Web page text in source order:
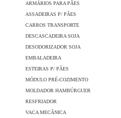
ARMÁRIOS PARA PÃES
ASSADEIRAS P/ PÃES
CARROS TRANSPORTE
DESCASCADEIRA SOJA
DESODORIZADOR SOJA
EMBALADEIRA
ESTEIRAS P/ PÃES
MÓDULO PRÉ-COZIMENTO
MOLDADOR HAMBÚRGUER
RESFRIADOR
VACA MECÂNICA